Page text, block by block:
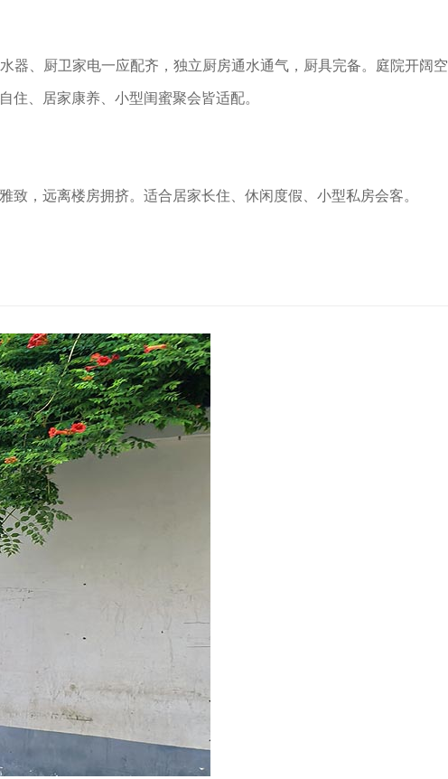
器、厨卫家电一应配齐，独立厨房通水通气，厨具完备。庭院开阔空
、居家康养、小型闺蜜聚会皆适配。
，远离楼房拥挤。适合居家长住、休闲度假、小型私房会客。